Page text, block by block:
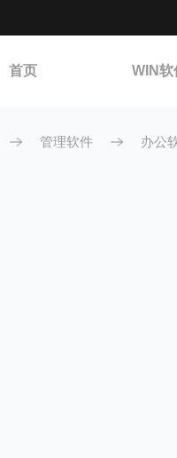
首页 WIN软
管理软件 办公